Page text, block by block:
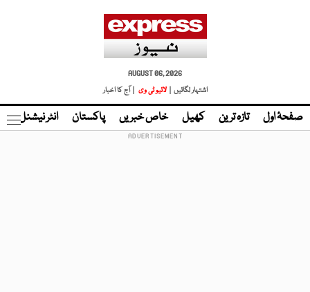
AUGUST 06, 2026
اشتہار لگائیں |
لائیو ٹی وی | آج کا اخبار
صفحۂ اول تازہ ترین کھیل خاص خبریں پاکستان انٹر نیشنل